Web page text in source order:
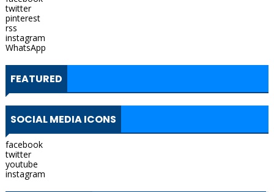
twitter
pinterest
rss
instagram
WhatsApp
FEATURED
SOCIAL MEDIA ICONS
facebook
twitter
youtube
instagram